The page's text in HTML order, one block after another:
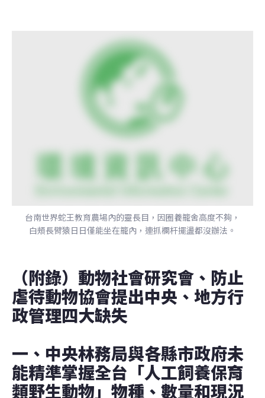
台南世界蛇王教育農場內的靈長目，因圈養籠舍高度不夠，
白頰長臂猿日日僅能坐在籠內，連抓欄杆擺盪都沒辦法。
（附錄）動物社會研究會、防止
虐待動物協會提出中央、地方行
政管理四大缺失
一、中央林務局與各縣市政府未
能精準掌握全台「人工飼養保育
類野生動物」物種、數量和現況